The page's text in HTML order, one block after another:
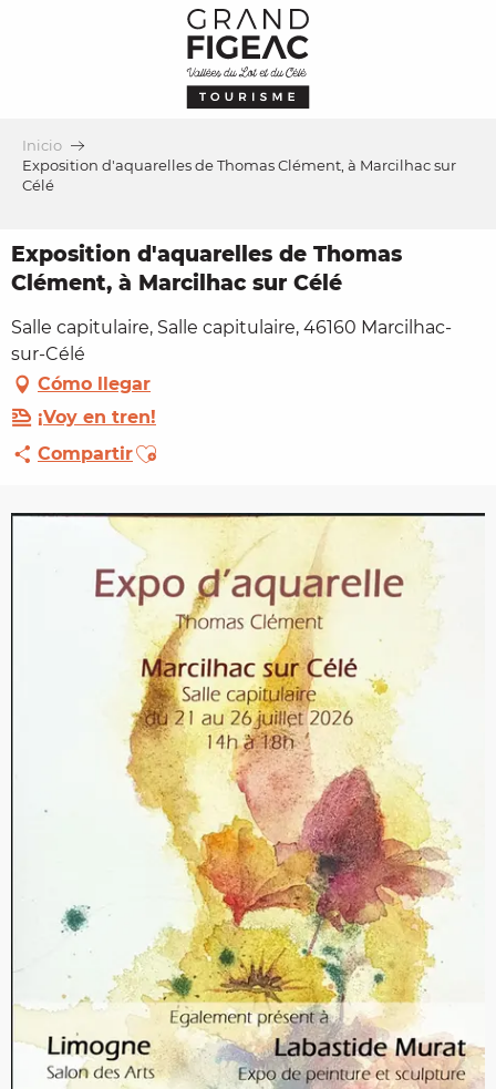
Inicio
Exposition d'aquarelles de Thomas Clément, à Marcilhac sur
Célé
Exposition d'aquarelles de Thomas
Clément, à Marcilhac sur Célé
Salle capitulaire, Salle capitulaire, 46160 Marcilhac-
sur-Célé
Cómo llegar
¡Voy en tren!
CompartirAjouter aux favoris